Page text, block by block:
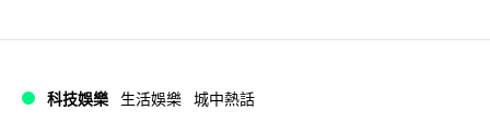
科技娛樂 生活娛樂 城中熱話